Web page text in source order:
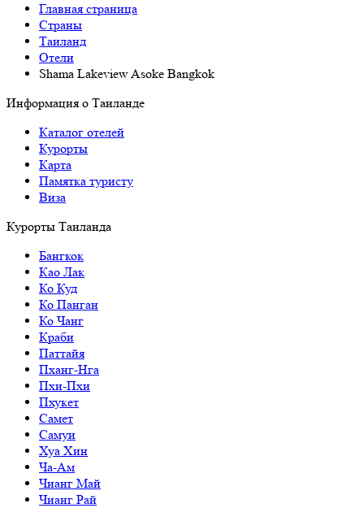
Главная страница
Cтраны
Таиланд
Отели
Shama Lakeview Asoke Bangkok
Информация о Таиланде
Каталог отелей
Курорты
Карта
Памятка туристу
Виза
Курорты Таиланда
Бангкок
Као Лак
Ко Куд
Ко Панган
Ко Чанг
Краби
Паттайя
Пханг-Нга
Пхи-Пхи
Пхукет
Самет
Самуи
Хуа Хин
Ча-Ам
Чианг Май
Чианг Рай